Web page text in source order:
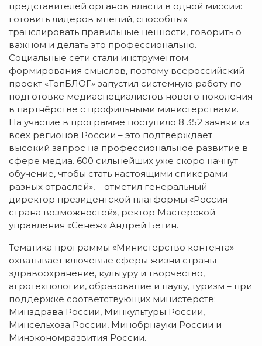
представителей органов власти в одной миссии:
готовить лидеров мнений, способных
транслировать правильные ценности, говорить о
важном и делать это профессионально.
Социальные сети стали инструментом
формирования смыслов, поэтому всероссийский
проект «ТопБЛОГ» запустил системную работу по
подготовке медиаспециалистов нового поколения
в партнёрстве с профильными министерствами.
На участие в программе поступило 8 352 заявки из
всех регионов России – это подтверждает
высокий запрос на профессиональное развитие в
сфере медиа. 600 сильнейших уже скоро начнут
обучение, чтобы стать настоящими спикерами
разных отраслей», – отметил генеральный
директор президентской платформы «Россия –
страна возможностей», ректор Мастерской
управления «Сенеж» Андрей Бетин.
Тематика программы «Министерство контента»
охватывает ключевые сферы жизни страны –
здравоохранение, культуру и творчество,
агротехнологии, образование и науку, туризм – при
поддержке соответствующих министерств:
Минздрава России, Минкультуры России,
Минсельхоза России, Минобрнауки России и
Минэкономразвития России.